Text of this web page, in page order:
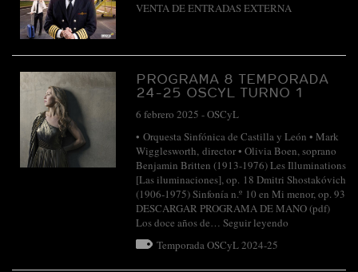
VENTA DE ENTRADAS EXTERNA
PROGRAMA 8 TEMPORADA
24-25 OSCYL TURNO 1
6 febrero 2025 -OSCyL
• Orquesta Sinfónica de Castilla y León • Mark
Wigglesworth, director • Olivia Boen, soprano
Benjamin Britten (1913-1976) Les Illuminations
[Las iluminaciones], op. 18 Dmitri Shostakóvich
(1906-1975) Sinfonía n.º 10 en Mi menor, op. 93
DESCARGAR PROGRAMA DE MANO (pdf)
Los doce años de… Seguir leyendo
Temporada OSCyL 2024-25